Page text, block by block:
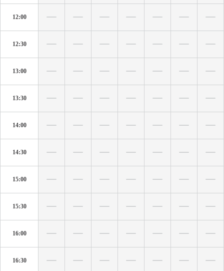
12:00
12:30
13:00
13:30
14:00
14:30
15:00
15:30
16:00
16:30